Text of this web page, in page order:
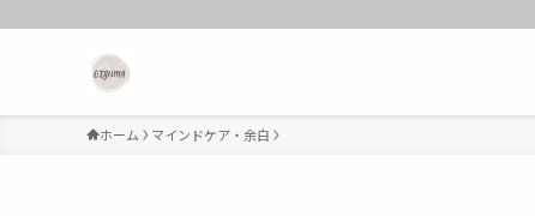
ホーム マインドケア・余白